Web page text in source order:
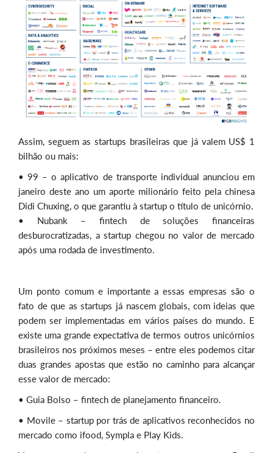
Assim, seguem as startups brasileiras que já valem US$ 1
bilhão ou mais:
• 99 – o aplicativo de transporte individual anunciou em
janeiro deste ano um aporte milionário feito pela chinesa
Didi Chuxing, o que garantiu à startup o título de unicórnio.
• Nubank – fintech de soluções financeiras
desburocratizadas, a startup chegou no valor de mercado
após uma rodada de investimento.
Um ponto comum e importante a essas empresas são o
fato de que as startups já nascem globais, com ideias que
podem ser implementadas em vários países do mundo. E
existe uma grande expectativa de termos outros unicórnios
brasileiros nos próximos meses – entre eles podemos citar
duas grandes apostas que estão no caminho para alcançar
esse valor de mercado:
• Guia Bolso – fintech de planejamento financeiro.
• Movile – startup por trás de aplicativos reconhecidos no
mercado como ifood, Sympla e Play Kids.